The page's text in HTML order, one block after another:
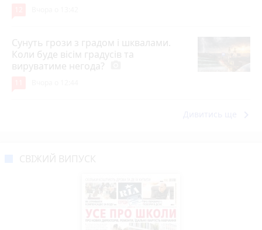
Сунуть грози з градом і шквалами.
Коли буде вісім градусів та
вируватиме негода?